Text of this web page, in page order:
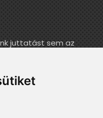
juttatást sem az
szeretnél segíteni
feldolgozásában,